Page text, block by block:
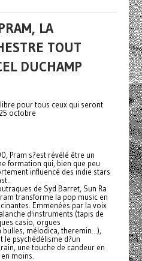
LA
TOUT
DUCHAMP
pour tous ceux qui seront
octobre
Pram s?est révélé être un
formation qui, bien que peu
influencé des indie stars
de Syd Barret, Sun Ra
transforme la pop music en
Emmenées par la voix
d'instruments (tapis de
casio, orgues
mélodica, theremin...),
psychédélisme d?un
une touche de candeur en
moins.